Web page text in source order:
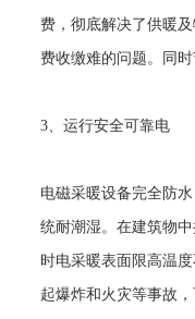
费，彻底解决了供暖
费收缴难的问题。同
3、运行安全可靠电
电磁采暖设备完全防
统耐潮湿。在建筑物
时电采暖表面限高温
起爆炸和火灾等事故，